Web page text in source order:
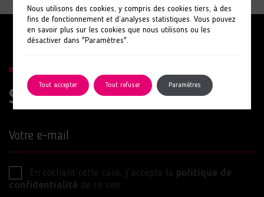
Suivez nos actions
Votre e-mail
En cochant cette case, j’accepte la politique de
confidentialité de ce site.
Nous utilisons des cookies, y compris des cookies tiers, à des
fins de fonctionnement et d’analyses statistiques. Vous pouvez
en savoir plus sur les cookies que nous utilisons ou les
désactiver dans "Paramètres".
Tout accepter Tout refuser Paramètres